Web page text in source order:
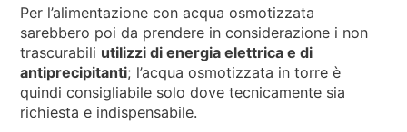
Per l’alimentazione con acqua osmotizzata
sarebbero poi da prendere in considerazione i non
trascurabili utilizzi di energia elettrica e di
antiprecipitanti; l’acqua osmotizzata in torre è
quindi consigliabile solo dove tecnicamente sia
richiesta e indispensabile.